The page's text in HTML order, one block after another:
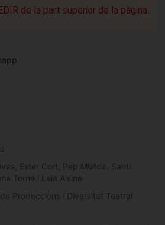
de la part superior de la pàgina.
Ester Cort, Pep Muñoz, Santi
Torné i Laia Alsina
Produccions i Diversitat Teatral